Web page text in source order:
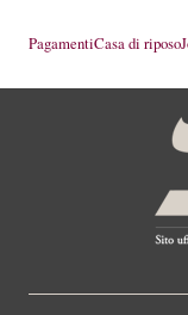
PagamentiCasa di riposo